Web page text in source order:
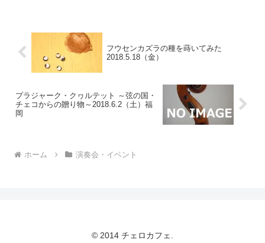
フウセンカズラの種を蒔いてみた
2018.5.18（金）
プラジャーク・クヮルテット ～弦の国・
チェコからの贈り物～2018.6.2（土）福
岡
ホーム 演奏会・イベント
© 2014 チェロカフェ.